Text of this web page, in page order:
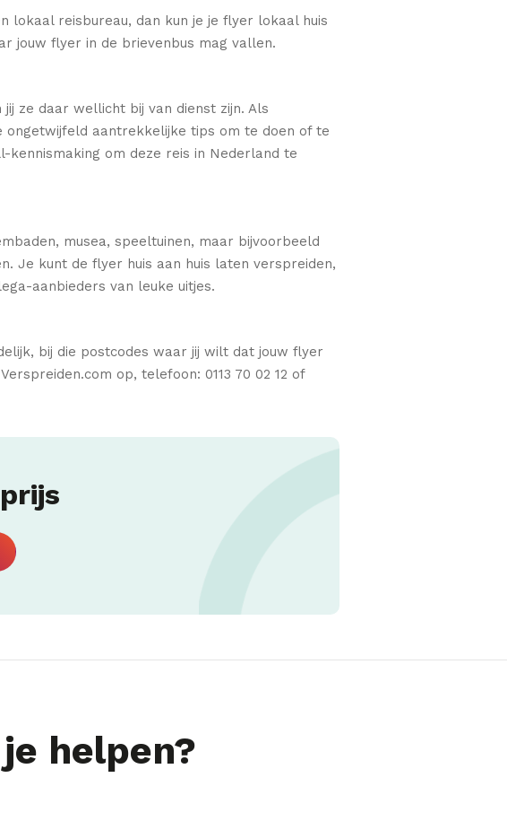
lokaal reisbureau, dan kun je je flyer lokaal huis
jouw flyer in de brievenbus mag vallen.
ze daar wellicht bij van dienst zijn. Als
aantrekkelijke tips om te doen of te
kennismaking om deze reis in Nederland te
musea, speeltuinen, maar bijvoorbeeld
Je kunt de flyer huis aan huis laten verspreiden,
aanbieders van leuke uitjes.
bij die postcodes waar jij wilt dat jouw flyer
op, telefoon: 0113 70 02 12 of
helpen?